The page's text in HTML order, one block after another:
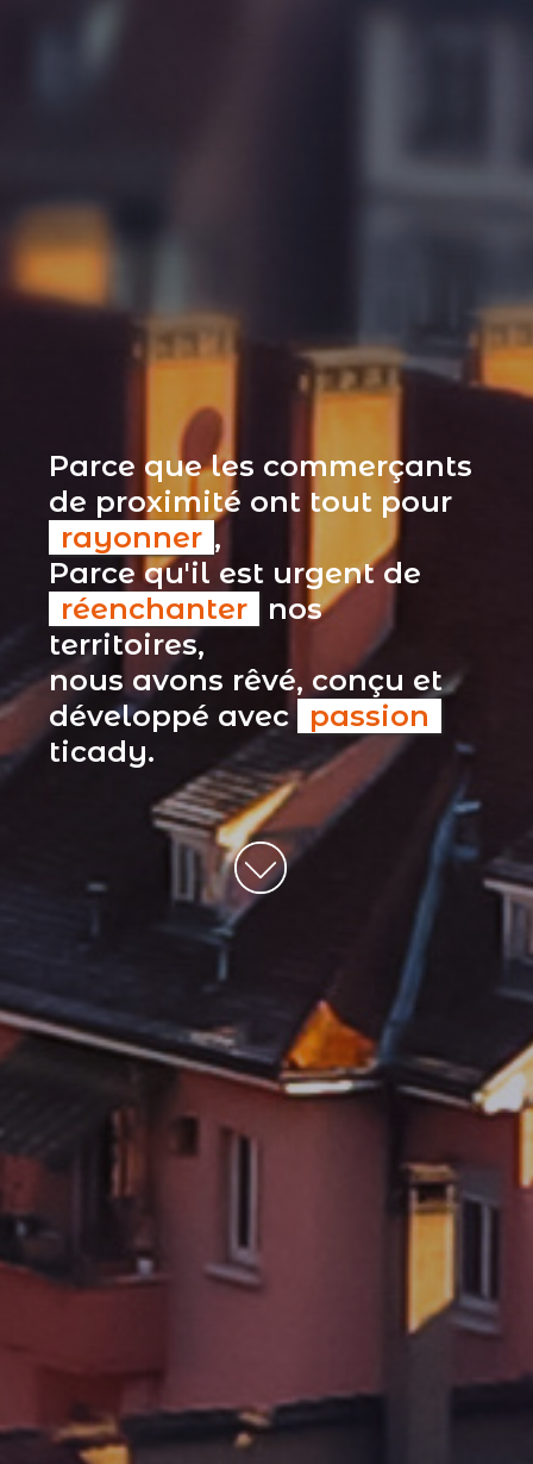
Parce que les commerçants
de proximité ont tout pour
rayonner ,
Parce qu'il est urgent de
réenchanter
nos
territoires,
nous avons rêvé, conçu et
développé avec passion
ticady.